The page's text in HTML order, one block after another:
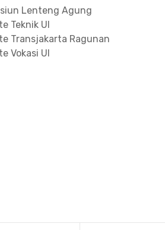
Lenteng Agung
Teknik UI
Transjakarta Ragunan
Vokasi UI